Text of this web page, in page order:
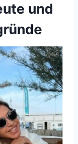
und